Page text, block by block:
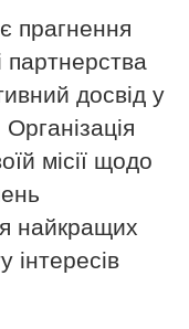
прагнення
партнерства
досвід у
Організація
місії щодо
найкращих
інтересів